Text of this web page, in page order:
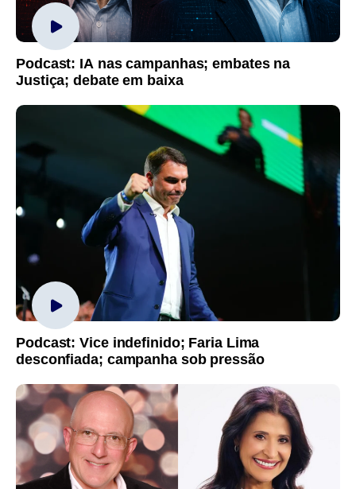
Podcast: IA nas campanhas; embates na
Justiça; debate em baixa
Podcast: Vice indefinido; Faria Lima
desconfiada; campanha sob pressão